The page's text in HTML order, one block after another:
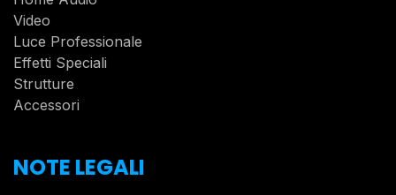
Video
Luce Professionale
Effetti Speciali
Strutture
Accessori
NOTE LEGALI